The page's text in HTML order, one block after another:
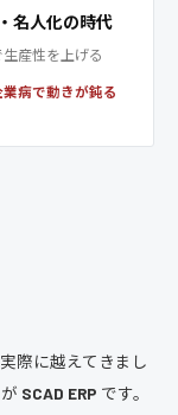
名人化の時代
産性を上げる
病で動きが鈍る
際に越えてきまし
SCAD ERP です。